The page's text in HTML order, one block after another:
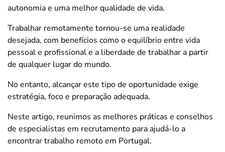
autonomia e uma melhor qualidade de vida.
Trabalhar remotamente tornou-se uma realidade
desejada, com benefícios como o equilíbrio entre vida
pessoal e profissional e a liberdade de trabalhar a partir
de qualquer lugar do mundo.
No entanto, alcançar este tipo de oportunidade exige
estratégia, foco e preparação adequada.
Neste artigo, reunimos as melhores práticas e conselhos
de especialistas em recrutamento para ajudá-lo a
encontrar trabalho remoto em Portugal.